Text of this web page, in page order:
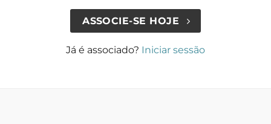
ASSOCIE-SE HOJE
Já é associado? Iniciar sessão